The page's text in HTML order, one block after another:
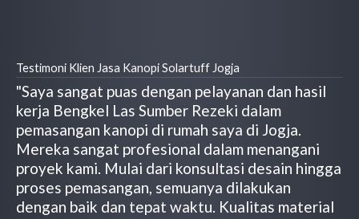
Testimoni Klien Jasa Kanopi Solartuff Jogja
"Saya sangat puas dengan pelayanan dan hasil
kerja Bengkel Las Sumber Rezeki dalam
pemasangan kanopi di rumah saya di Jogja.
Mereka sangat profesional dalam menangani
proyek kami. Mulai dari konsultasi desain hingga
proses pemasangan, semuanya dilakukan
dengan baik dan tepat waktu. Kualitas material